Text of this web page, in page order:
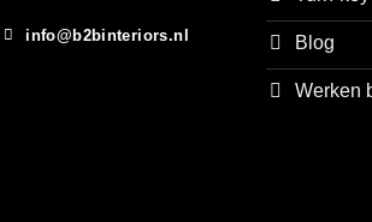
info@b2binteriors.nl Blog
Werken